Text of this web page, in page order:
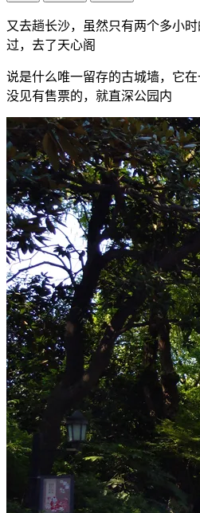
又去趟长沙，虽然只有两个多小
过，去了天心阁
说是什么唯一留存的古城墙，它在
没见有售票的，就直深公园内